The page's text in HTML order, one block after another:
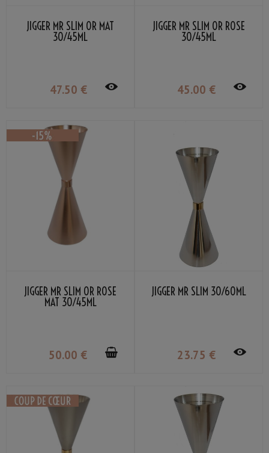
JIGGER MR SLIM OR MAT
30/45ML
47.50 €
JIGGER MR SLIM OR ROSE
30/45ML
45.00 €
JIGGER MR SLIM OR ROSE
MAT 30/45ML
50.00 €
JIGGER MR SLIM 30/60ML
23.75 €